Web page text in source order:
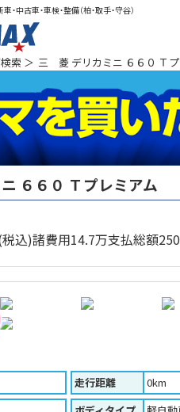
中古車・車検・整備（柏・取手・守谷）
総合カーディーラー ニチ
索 ＞ 三 菱 デリカミニ ６６０ Ｔ
６６０ Ｔプレミアム
込)諸費用14.7万支払総額
走行距離 0km